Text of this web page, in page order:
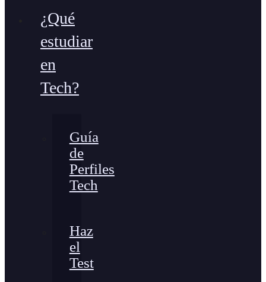
¿Qué
estudiar
en
Tech?
Guía
de
Perfiles
Tech
Haz
el
Test